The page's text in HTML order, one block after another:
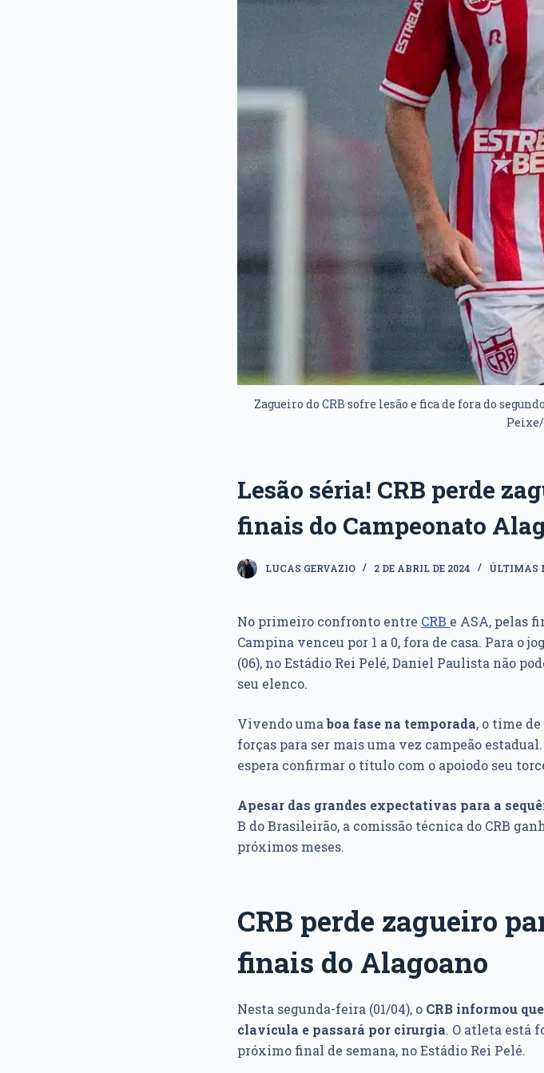
Zagueiro do CRB sofre lesão e fica de fora do
Peixe/
Lesão séria! CRB perde
finais do Campeonato
LUCAS GERVAZIO 2 DE ABRIL DE 2024 ÚLTIMAS
No primeiro confronto entre CRB e ASA, pelas
Campina venceu por 1 a 0, fora de casa. Para o
(06), no Estádio Rei Pelé, Daniel Paulista não
seu elenco.
Vivendo umaboa fase na temporada, o time
forças para ser mais uma vez campeão
espera confirmar o título com o apoiodo seu
Apesar das grandes expectativas para a
B do Brasileirão, a comissão técnica do CRB
próximos meses.
CRB perde zagueiro
finais do Alagoano
Nesta segunda-feira (01/04), o CRB informou
clavícula e passará por cirurgia. O atleta está
próximo final de semana, no Estádio Rei Pelé.